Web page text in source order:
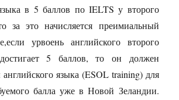
в 5 баллов по IELTS у второго
за это начисляется преимиальный
урвоень английского второго
5 баллов, то он должен
языка (ESOL training) для
балла уже в Новой Зеландии.